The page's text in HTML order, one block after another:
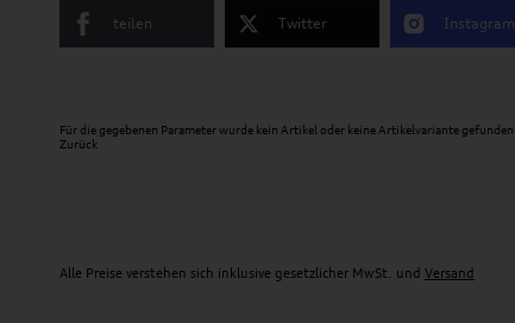
teilen Twitter Instagram
Für die gegebenen Parameter wurde kein Artikel oder keine Artikelvariante gefunden.
Zurück
Alle Preise verstehen sich inklusive gesetzlicher MwSt. und Versand